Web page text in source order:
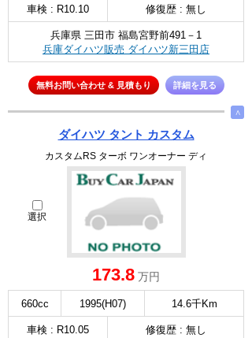
車検 : R10.10 修復歴 : 無し
兵庫県 三田市 福島宮野前491－1
兵庫ダイハツ販売 ダイハツ新三田店
無料お問い合わせ & 見積もり 詳細を見る
∧
ダイハツ タント カスタム
カスタムRS ターボ ワンオーナー ディ
選択
173.8 万円
660cc 1995(H07) 14.6千Km
車検 : R10.05 修復歴 : 無し